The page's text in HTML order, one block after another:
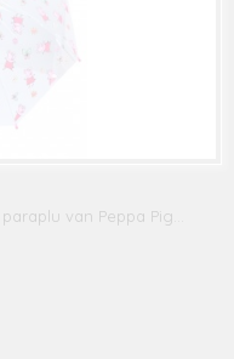
van Peppa Pig…